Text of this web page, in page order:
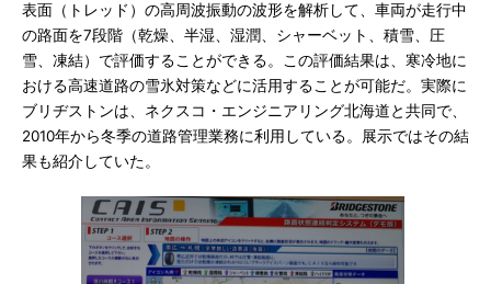
表面（トレッド）の高周波振動の波形を解析して、車両が走行中
の路面を7段階（乾燥、半湿、湿潤、シャーベット、積雪、圧
雪、凍結）で評価することができる。この評価結果は、寒冷地に
おける高速道路の雪氷対策などに活用することが可能だ。実際に
ブリヂストンは、ネクスコ・エンジニアリング北海道と共同で、
2010年から冬季の道路管理業務に利用している。展示ではその結
果も紹介していた。